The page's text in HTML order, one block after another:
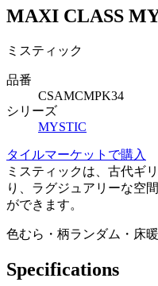
MAXI CLASS
ミスティック
品番
CSAMCMPK34
シリーズ
MYSTIC
タイルマーケットで購入
ミスティックは、古代ギ
り、ラグジュアリーな空
ができます。
色むら・柄ランダム・床
Specifications